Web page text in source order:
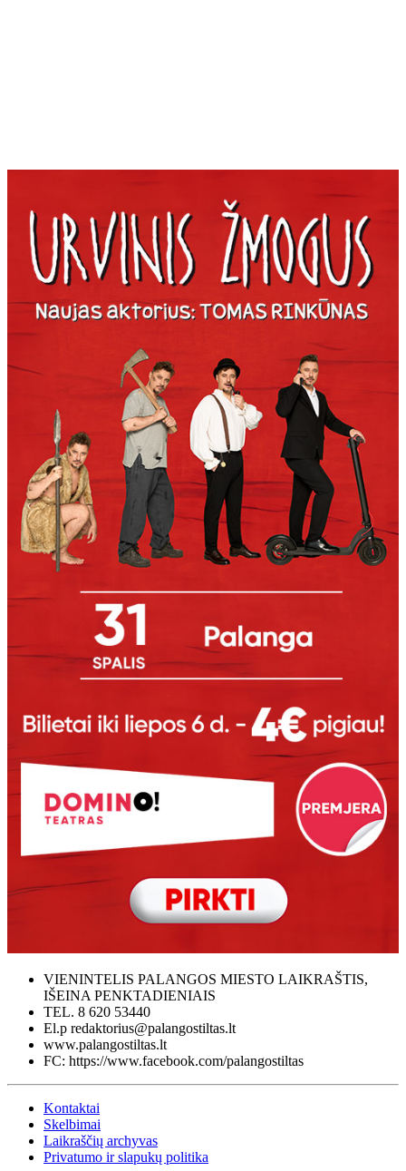
VIENINTELIS PALANGOS MIESTO LAIKRAŠTIS,
IŠEINA PENKTADIENIAIS
TEL. 8 620 53440
El.p redaktorius@palangostiltas.lt
www.palangostiltas.lt
FC: https://www.facebook.com/palangostiltas
Kontaktai
Skelbimai
Laikraščių archyvas
Privatumo ir slapukų politika